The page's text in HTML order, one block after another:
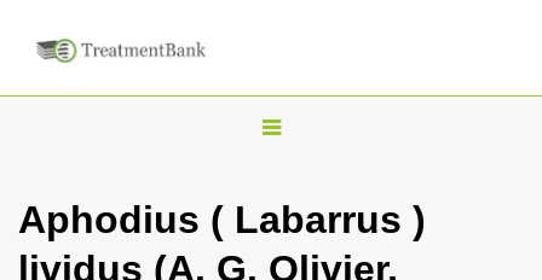
T
g
Aphodius ( Labarrus )
lividus (A. G. Olivier,